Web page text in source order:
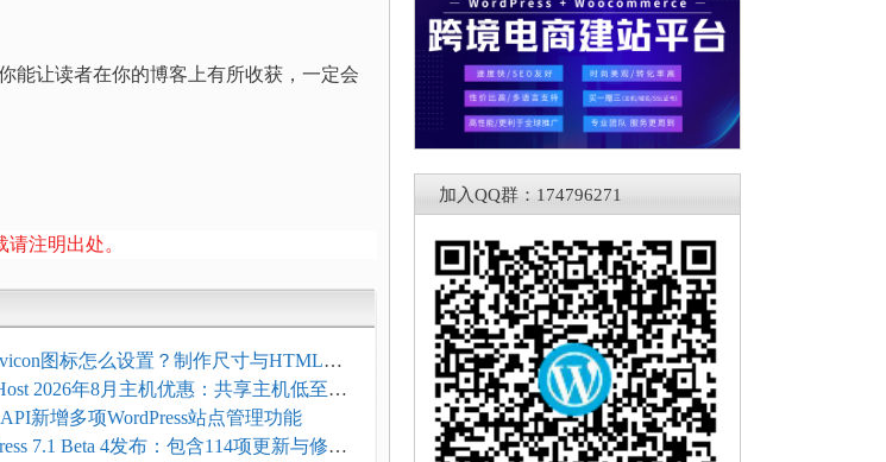
能让读者在你的博客上有所收获，一定会
注明出处。
图标怎么设置？制作尺寸与HTML添
2026年8月主机优惠：共享主机低至
，高性能主机同步折扣
新增多项WordPress站点管理功能
7.1 Beta 4发布：包含114项更新与修
加入QQ群：174796271